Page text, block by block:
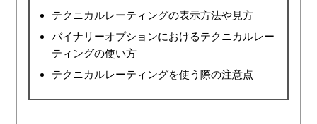
テクニカルレーティングの表示方法や見方
バイナリーオプションにおけるテクニカルレー
ティングの使い方
テクニカルレーティングを使う際の注意点